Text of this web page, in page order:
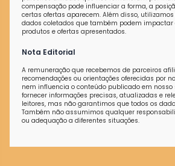
compensação pode influenciar a forma, a
certas ofertas aparecem. Além disso,
dados coletados que também podem impactar
produtos e ofertas apresentados.
Nota Editorial
A remuneração que recebemos de parceiros
recomendações ou orientações oferecidas por
nem influencia o conteúdo publicado em nosso
fornecer informações precisas, atualizadas e
leitores, mas não garantimos que todos os
Também não assumimos qualquer
ou adequação a diferentes situações.